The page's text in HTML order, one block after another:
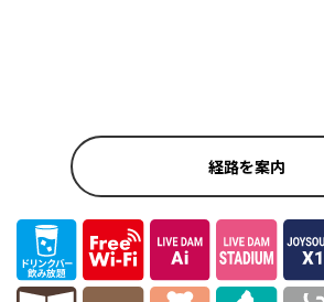
経路を案内